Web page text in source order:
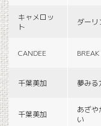
キャメロッ
ト
ダーリ
CANDEE
千葉美加 夢みる
千葉美加
あざや
い